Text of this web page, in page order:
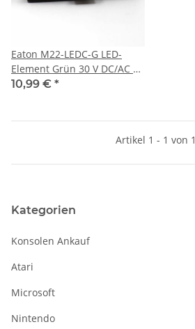
Eaton M22-LEDC-G LED-
Element Grün 30 V DC/AC 1
St.
10,99 € *
Artikel 1 - 1 von 1
Kategorien
Konsolen Ankauf
Atari
Microsoft
Nintendo